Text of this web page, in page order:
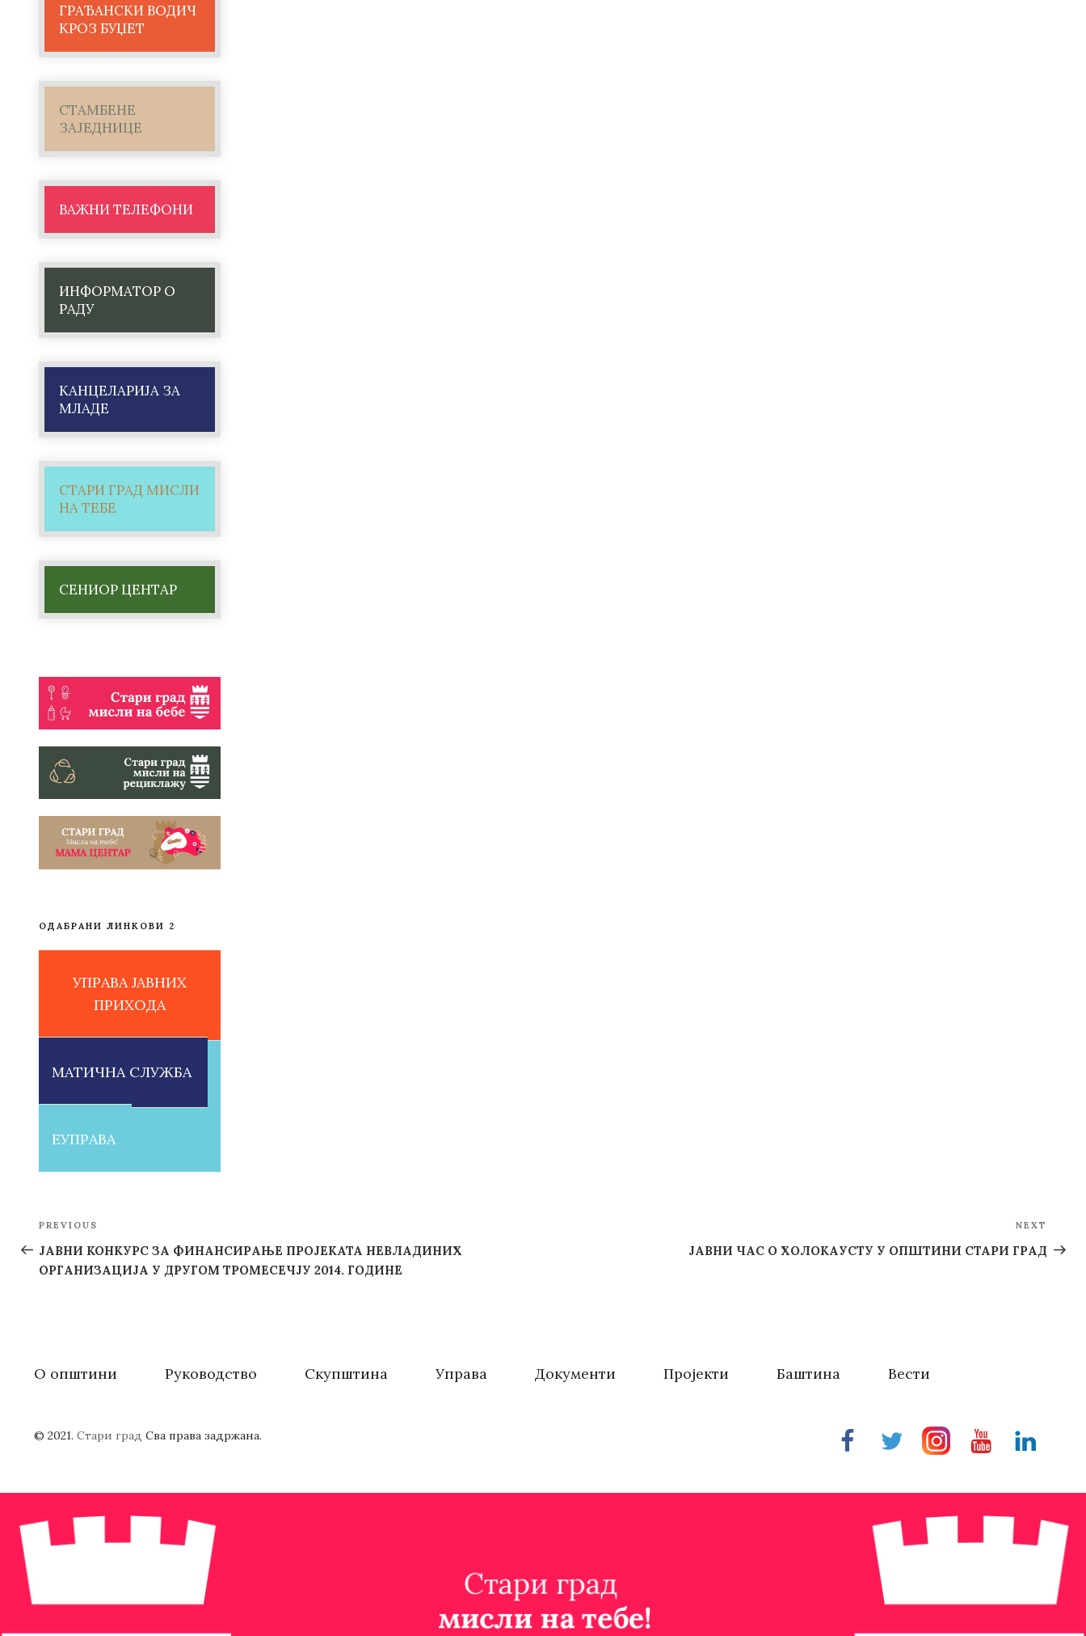
ГРАЂАНСКИ ВОДИЧ
КРОЗ БУЏЕТ
СТАМБЕНЕ
ЗАЈЕДНИЦЕ
ВАЖНИ ТЕЛЕФОНИ
ИНФОРМАТОР О
РАДУ
КАНЦЕЛАРИЈА ЗА
МЛАДЕ
СТАРИ ГРАД МИСЛИ
НА ТЕБЕ
СЕНИОР ЦЕНТАР
ОДАБРАНИ ЛИНКОВИ 2
УПРАВА ЈАВНИХ
ПРИХОДА
МАТИЧНА СЛУЖБА
ЕУПРАВА
Post
navigation
Previous
Post
PREVIOUS
JАВНИ КОНКУРС ЗА ФИНАНСИРАЊЕ ПРОЈЕКАТА НЕВЛАДИНИХ
ОРГАНИЗАЦИЈА У ДРУГОМ ТРОМЕСЕЧЈУ 2014. ГОДИНЕ
Post
NEXT
ЈАВНИ ЧАС O ХОЛОКАУСТУ У ОПШТИНИ СТАРИ ГРАД
О општини Руководство Скупштина Управа Документи Пројекти Баштина Вести
FacebookTwitterInstragramYoutubeLinkedin
© 2021. Стари град Сва права задржана.